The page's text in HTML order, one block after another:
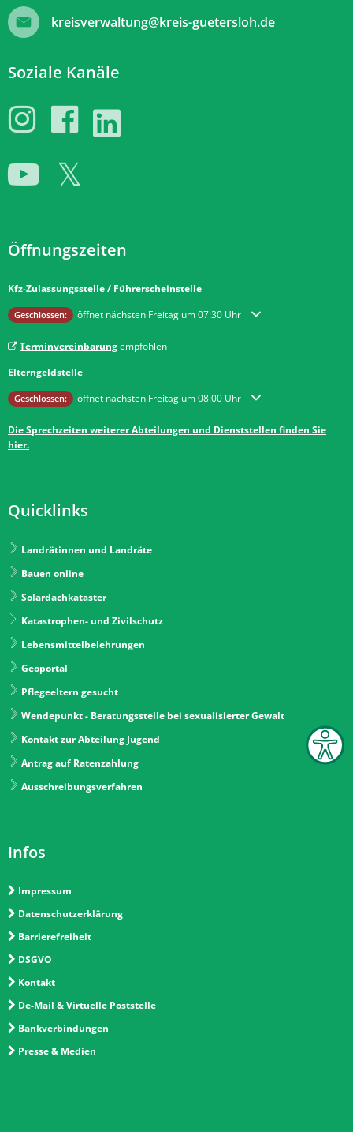
kreisverwaltung@kreis-guetersloh.de
Soziale Kanäle
Öffnungszeiten
Kfz-Zulassungsstelle / Führerscheinstelle
Klicken, um weitere Öffnungs- oder Schließzeiten auszublenden
Geschlossen: öffnet nächsten Freitag um 07:30 Uhr
Terminvereinbarungempfohlen
Elterngeldstelle
Klicken, um weitere Öffnungs- oder Schließzeiten auszublenden
Geschlossen: öffnet nächsten Freitag um 08:00 Uhr
Die Sprechzeiten weiterer Abteilungen und Dienststellen finden Sie
hier.
Quicklinks
Landrätinnen und Landräte
Bauen online
Solardachkataster
Katastrophen- und Zivilschutz
Lebensmittelbelehrungen
Geoportal
Pflegeeltern gesucht
Wendepunkt - Beratungsstelle bei sexualisierter Gewalt
Kontakt zur Abteilung Jugend
Antrag auf Ratenzahlung
Ausschreibungsverfahren
Infos
Impressum
Datenschutzerklärung
Barrierefreiheit
DSGVO
Kontakt
De-Mail & Virtuelle Poststelle
Bankverbindungen
Presse & Medien